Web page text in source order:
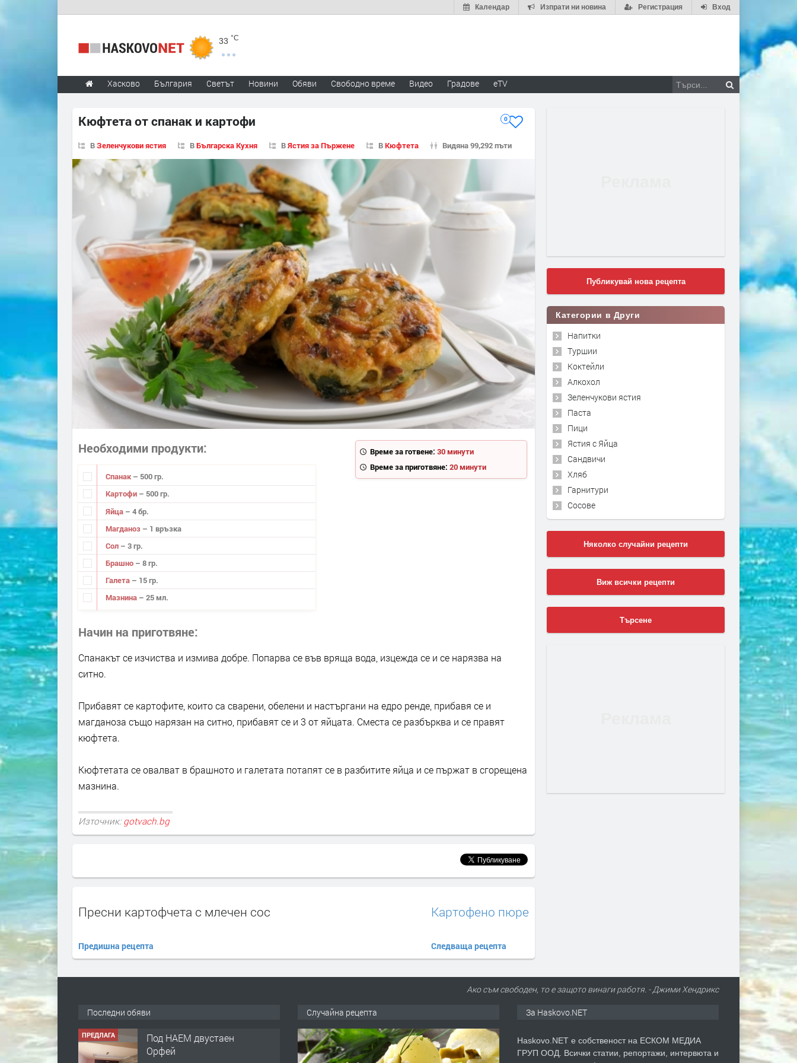
Вход
Регистрация
Изпрати ни новина
Календар
33 °C
Хасково България Светът Новини Обяви Свободно време Видео Градове eTV
Кюфтета от спанак и картофи 0
ВЗеленчукови ястия ВБългарска Кухня ВЯстия за Пържене ВКюфтета Видяна 99,292 пъти
Време за готвене: 30 минути
Време за приготвяне: 20 минути
Необходими продукти
Спанак – 500 гр.
Картофи – 500 гр.
Яйца – 4 бр.
Магданоз – 1 връзка
Сол – 3 гр.
Брашно – 8 гр.
Галета – 15 гр.
Мазнина – 25 мл.
Начин на приготвяне
Спанакът се изчиства и измива добре. Попарва се във вряща вода, изцежда се и се нарязва на
ситно.
Прибавят се картофите, които са сварени, обелени и настъргани на едро ренде, прибавя се и
магданоза също нарязан на ситно, прибавят се и 3 от яйцата. Сместа се разбърква и се правят
кюфтета.
Кюфтетата се овалват в брашното и галетата потапят се в разбитите яйца и се пържат в сгорещена
мазнина.
Източник: gotvach.bg
Пресни картофчета с млечен сос
Предишна рецепта
Картофено пюре
Следваща рецепта
Публикувай нова рецепта
Категории в Други
Напитки
Туршии
Коктейли
Алкохол
Зеленчукови ястия
Паста
Пици
Ястия с Яйца
Сандвичи
Хляб
Гарнитури
Сосове
Няколко случайни рецепти
Виж всички рецепти
Търсене
Ако съм свободен, то е защото винаги работя. - Джими Хендрикс
Последни обяви
ПРЕДЛАГА
Под НАЕМ двустаен
Орфей
Случайна рецепта За Haskovo.NET
Haskovo.NET е собственост на ЕСКОМ МЕДИА
ГРУП ООД. Всички статии, репортажи, интервюта и